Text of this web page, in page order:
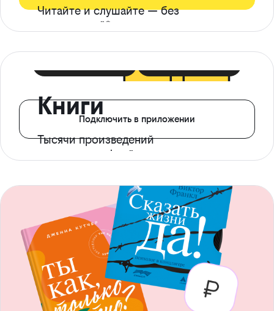
Читайте и слушайте — без
ограничений*
Книги
Тысячи произведений
с доступом офлайн
Подключить в приложении